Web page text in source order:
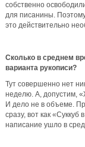
собственно
для писанины.
это действительно
Сколько в среднем
варианта рукописи?
Тут совершенно нет
неделю. А, допустим,
И дело не в объеме.
сразу, вот как
написание ушло в